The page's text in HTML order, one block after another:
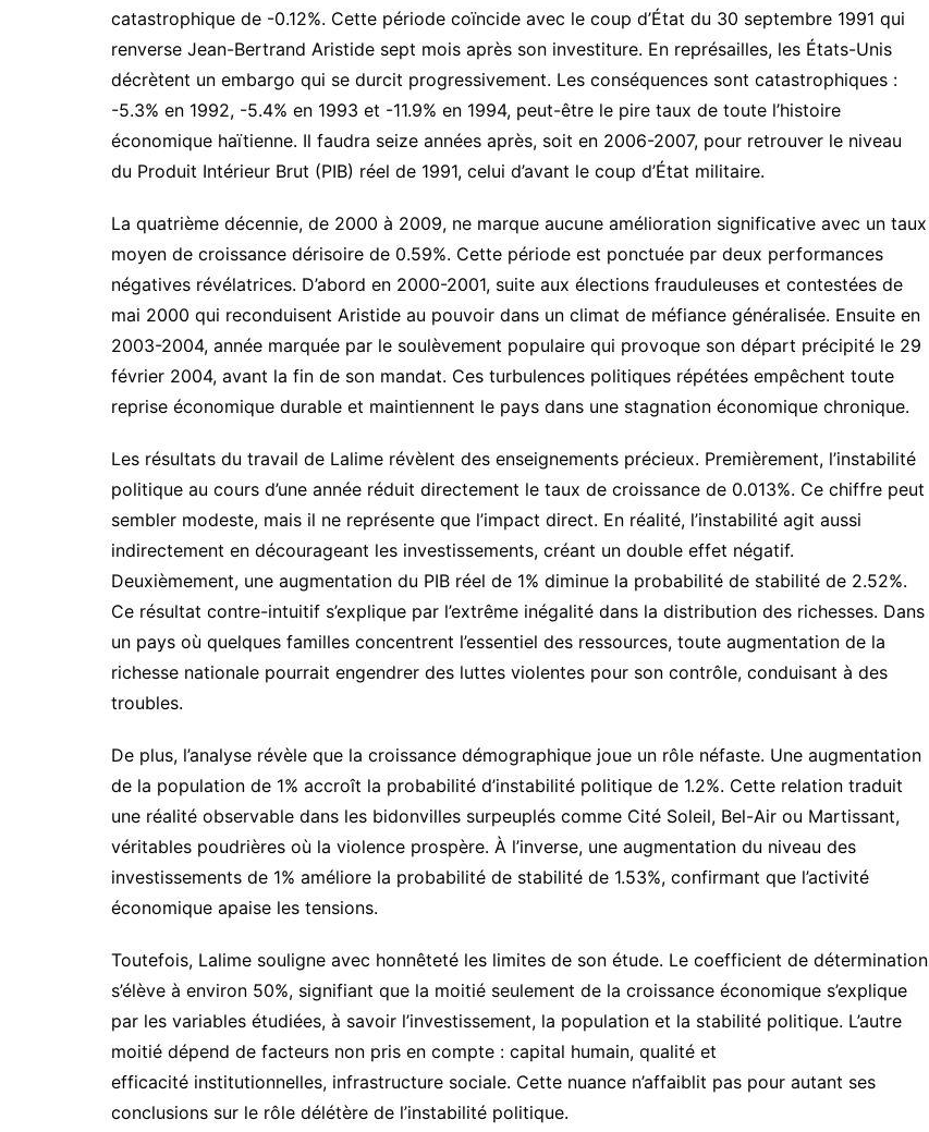
catastrophique de -0.12%. Cette période coïncide avec le coup d’État du 30 septembre 1991 qui
renverse Jean-Bertrand Aristide sept mois après son investiture. En représailles, les États-Unis
décrètent un embargo qui se durcit progressivement. Les conséquences sont catastrophiques :
-5.3% en 1992, -5.4% en 1993 et -11.9% en 1994, peut-être le pire taux de toute l’histoire
économique haïtienne. Il faudra seize années après, soit en 2006-2007, pour retrouver le niveau
du Produit Intérieur Brut (PIB) réel de 1991, celui d’avant le coup d’État militaire.
La quatrième décennie, de 2000 à 2009, ne marque aucune amélioration significative avec un taux
moyen de croissance dérisoire de 0.59%. Cette période est ponctuée par deux performances
négatives révélatrices. D’abord en 2000-2001, suite aux élections frauduleuses et contestées de
mai 2000 qui reconduisent Aristide au pouvoir dans un climat de méfiance généralisée. Ensuite en
2003-2004, année marquée par le soulèvement populaire qui provoque son départ précipité le 29
février 2004, avant la fin de son mandat. Ces turbulences politiques répétées empêchent toute
reprise économique durable et maintiennent le pays dans une stagnation économique chronique.
Les résultats du travail de Lalime révèlent des enseignements précieux. Premièrement, l’instabilité
politique au cours d’une année réduit directement le taux de croissance de 0.013%. Ce chiffre peut
sembler modeste, mais il ne représente que l’impact direct. En réalité, l’instabilité agit aussi
indirectement en décourageant les investissements, créant un double effet négatif.
Deuxièmement, une augmentation du PIB réel de 1% diminue la probabilité de stabilité de 2.52%.
Ce résultat contre-intuitif s’explique par l’extrême inégalité dans la distribution des richesses. Dans
un pays où quelques familles concentrent l’essentiel des ressources, toute augmentation de la
richesse nationale pourrait engendrer des luttes violentes pour son contrôle, conduisant à des
troubles.
De plus, l’analyse révèle que la croissance démographique joue un rôle néfaste. Une augmentation
de la population de 1% accroît la probabilité d’instabilité politique de 1.2%. Cette relation traduit
une réalité observable dans les bidonvilles surpeuplés comme Cité Soleil, Bel-Air ou Martissant,
véritables poudrières où la violence prospère. À l’inverse, une augmentation du niveau des
investissements de 1% améliore la probabilité de stabilité de 1.53%, confirmant que l’activité
économique apaise les tensions.
Toutefois, Lalime souligne avec honnêteté les limites de son étude. Le coefficient de détermination
s’élève à environ 50%, signifiant que la moitié seulement de la croissance économique s’explique
par les variables étudiées, à savoir l’investissement, la population et la stabilité politique. L’autre
moitié dépend de facteurs non pris en compte : capital humain, qualité et
efficacité institutionnelles, infrastructure sociale. Cette nuance n’affaiblit pas pour autant ses
conclusions sur le rôle délétère de l’instabilité politique.